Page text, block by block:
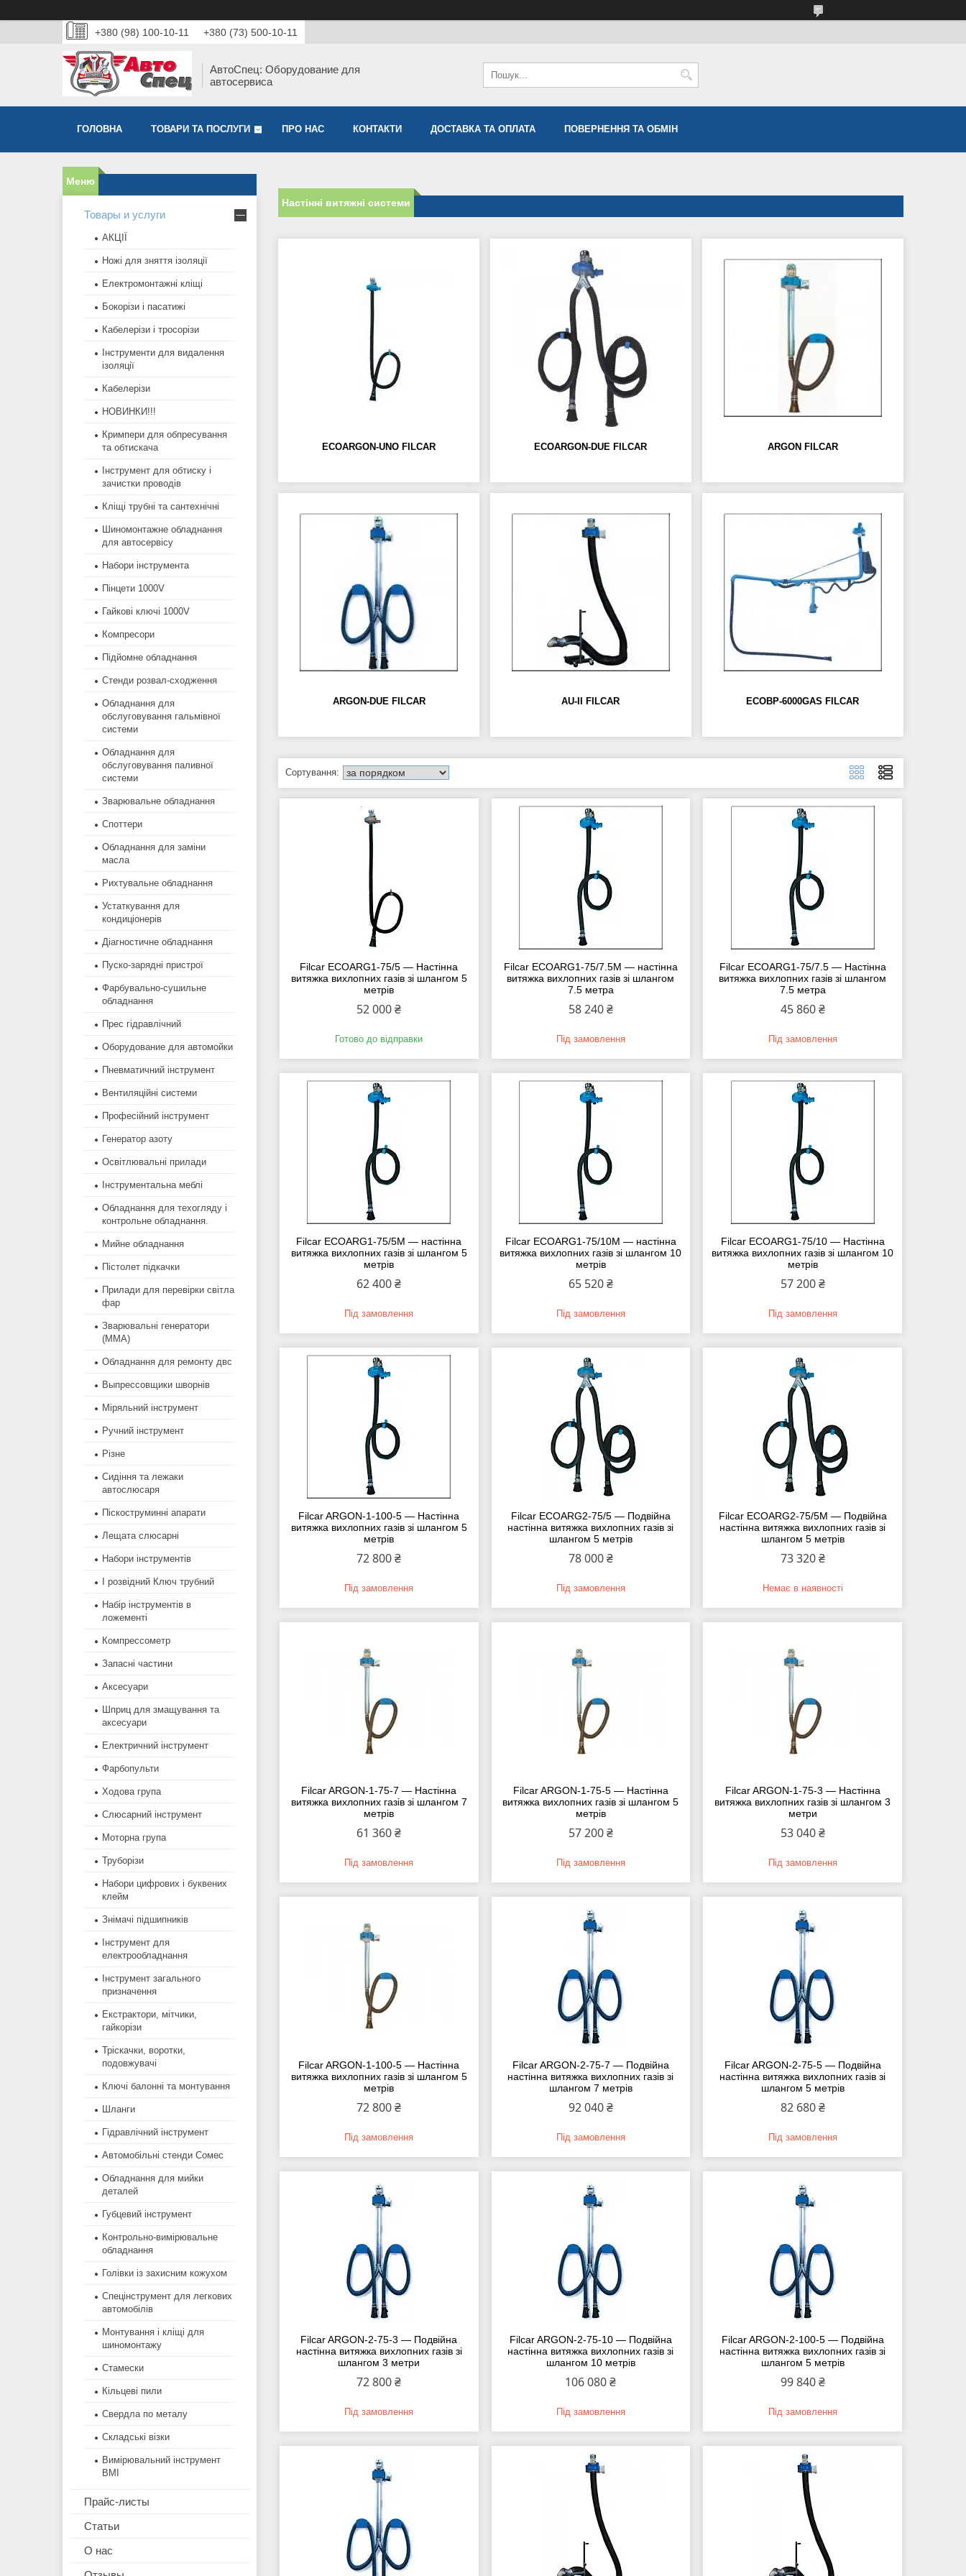
+380 (98) 100-10-11 +380 (73) 500-10-11
АвтоСпец: Оборудование для
автосервиса
ГОЛОВНА ТОВАРИ ТА ПОСЛУГИ ПРО НАС КОНТАКТИ ДОСТАВКА ТА ОПЛАТА ПОВЕРНЕННЯ ТА ОБМІН
Настінні витяжні системи
ECOARGON-UNO FILCAR ECOARGON-DUE FILCAR ARGON FILCAR
ARGON-DUE FILCAR AU-II FILCAR ECOBP-6000GAS FILCAR
Filcar ECOARG1-75/5 — Настінна
витяжка вихлопних газів зі шлангом 5
метрів
52 000 ₴
Готово до відправки
Filcar ECOARG1-75/7.5M — настінна
витяжка вихлопних газів зі шлангом
7.5 метра
58 240 ₴
Під замовлення
Filcar ECOARG1-75/7.5 — Настінна
витяжка вихлопних газів зі шлангом
7.5 метра
45 860 ₴
Під замовлення
Filcar ECOARG1-75/5M — настінна
витяжка вихлопних газів зі шлангом 5
метрів
62 400 ₴
Під замовлення
Filcar ECOARG1-75/10M — настінна
витяжка вихлопних газів зі шлангом 10
метрів
65 520 ₴
Під замовлення
Filcar ECOARG1-75/10 — Настінна
витяжка вихлопних газів зі шлангом 10
метрів
57 200 ₴
Під замовлення
Filcar ARGON-1-100-5 — Настінна
витяжка вихлопних газів зі шлангом 5
метрів
72 800 ₴
Під замовлення
Filcar ECOARG2-75/5 — Подвійна
настінна витяжка вихлопних газів зі
шлангом 5 метрів
78 000 ₴
Під замовлення
Filcar ECOARG2-75/5M — Подвійна
настінна витяжка вихлопних газів зі
шлангом 5 метрів
73 320 ₴
Немає в наявності
Filcar ARGON-1-75-7 — Настінна
витяжка вихлопних газів зі шлангом 7
метрів
61 360 ₴
Під замовлення
Filcar ARGON-1-75-5 — Настінна
витяжка вихлопних газів зі шлангом 5
метрів
57 200 ₴
Під замовлення
Filcar ARGON-1-75-3 — Настінна
витяжка вихлопних газів зі шлангом 3
метри
53 040 ₴
Під замовлення
Filcar ARGON-1-100-5 — Настінна
витяжка вихлопних газів зі шлангом 5
метрів
72 800 ₴
Під замовлення
Filcar ARGON-2-75-7 — Подвійна
настінна витяжка вихлопних газів зі
шлангом 7 метрів
92 040 ₴
Під замовлення
Filcar ARGON-2-75-5 — Подвійна
настінна витяжка вихлопних газів зі
шлангом 5 метрів
82 680 ₴
Під замовлення
Filcar ARGON-2-75-3 — Подвійна
настінна витяжка вихлопних газів зі
шлангом 3 метри
72 800 ₴
Під замовлення
Filcar ARGON-2-75-10 — Подвійна
настінна витяжка вихлопних газів зі
шлангом 10 метрів
106 080 ₴
Під замовлення
Filcar ARGON-2-100-5 — Подвійна
настінна витяжка вихлопних газів зі
шлангом 5 метрів
99 840 ₴
Під замовлення
Товары и услуги
АКЦІЇ
Ножі для зняття ізоляції
Електромонтажні кліщі
Бокорізи і пасатижі
Кабелерізи і тросорізи
Інструменти для видалення
ізоляції
Кабелерізи
НОВИНКИ!!!
Кримпери для обпресування
та обтискача
Інструмент для обтиску і
зачистки проводів
Кліщі трубні та сантехнічні
Шиномонтажне обладнання
для автосервісу
Набори інструмента
Пінцети 1000V
Гайкові ключі 1000V
Компресори
Підйомне обладнання
Стенди розвал-сходження
Обладнання для
обслуговування гальмівної
системи
Обладнання для
обслуговування паливної
системи
Зварювальне обладнання
Споттери
Обладнання для заміни
масла
Рихтувальне обладнання
Устаткування для
кондиціонерів
Діагностичне обладнання
Пуско-зарядні пристрої
Фарбувально-сушильне
обладнання
Прес гідравлічний
Оборудование для автомойки
Пневматичний інструмент
Вентиляційні системи
Професійний інструмент
Генератор азоту
Освітлювальні прилади
Інструментальна меблі
Обладнання для техогляду і
контрольне обладнання.
Мийне обладнання
Пістолет підкачки
Прилади для перевірки світла
фар
Зварювальні генератори
(MMA)
Обладнання для ремонту двс
Выпрессовщики шворнів
Міряльний інструмент
Ручний інструмент
Різне
Сидіння та лежаки
автослюсаря
Піскоструминні апарати
Лещата слюсарні
Набори інструментів
І розвідний Ключ трубний
Набір інструментів в
ложементі
Компрессометр
Запасні частини
Аксесуари
Шприц для змащування та
аксесуари
Електричний інструмент
Фарбопульти
Ходова група
Слюсарний інструмент
Моторна група
Труборізи
Набори цифрових і буквених
клейм
Знімачі підшипників
Інструмент для
електрообладнання
Інструмент загального
призначення
Екстрактори, мітчики,
гайкорізи
Тріскачки, воротки,
подовжувачі
Ключі балонні та монтування
Шланги
Гідравлічний інструмент
Автомобільні стенди Сомес
Обладнання для мийки
деталей
Губцевий інструмент
Контрольно-вимірювальне
обладнання
Голівки із захисним кожухом
Спецінструмент для легкових
автомобілів
Монтування і кліщі для
шиномонтажу
Стамески
Кільцеві пили
Свердла по металу
Складські візки
Вимірювальний інструмент
BMI
Прайс-листы
Статьи
О нас